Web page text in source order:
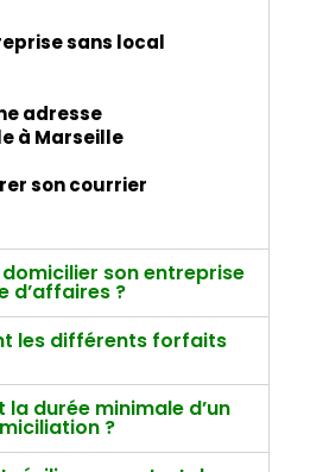
sans local
adresse
à Marseille
son courrier
domicilier son entreprise
d’affaires ?
les différents forfaits
la durée minimale d’un
?